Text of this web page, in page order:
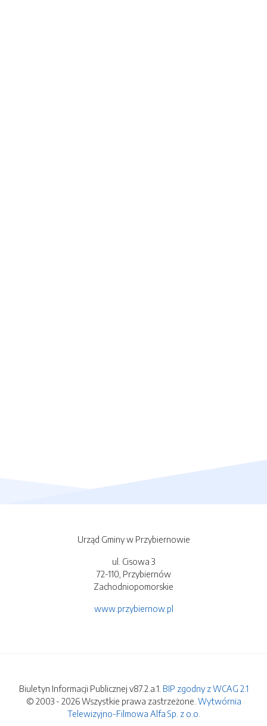
Urząd Gminy w Przybiernowie
ul. Cisowa 3
72-110, Przybiernów
Zachodniopomorskie
www.przybiernow.pl
Biuletyn Informacji Publicznej v87.2.a.1. BIP zgodny z WCAG 2.1
© 2003 - 2026 Wszystkie prawa zastrzeżone. Wytwórnia
Telewizyjno-Filmowa Alfa Sp. z o.o.